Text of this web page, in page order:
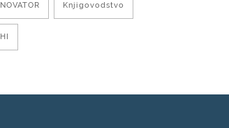
Knjigovodstvo